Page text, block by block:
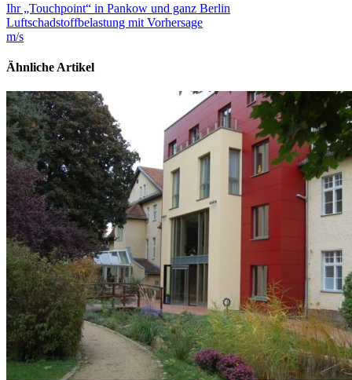
Ihr „Touchpoint“ in Pankow und ganz Berlin
Luftschadstoffbelastung mit Vorhersage
m/s
Ähnliche Artikel